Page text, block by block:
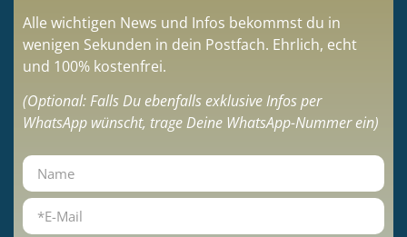
Alle wichtigen News und Infos bekommst du in
wenigen Sekunden in dein Postfach. Ehrlich, echt
und 100% kostenfrei.
(Optional: Falls Du ebenfalls exklusive Infos per
WhatsApp wünscht, trage Deine WhatsApp-Nummer ein)